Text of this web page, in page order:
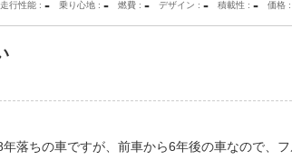
走行性能 - 乗り心地 - 燃費 - デザイン - 積載性 - 価格
落ちの車ですが、前車から6年後の車なので、